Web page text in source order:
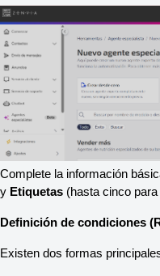
Complete la información
y Etiquetas (hasta cinco
Definición de condiciones
Existen dos formas